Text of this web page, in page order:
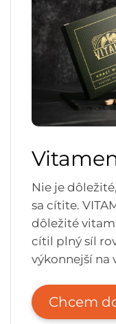
Nie je
sa cítite.
dôležité
cítil plný síl
výkonnejší na
Chcem